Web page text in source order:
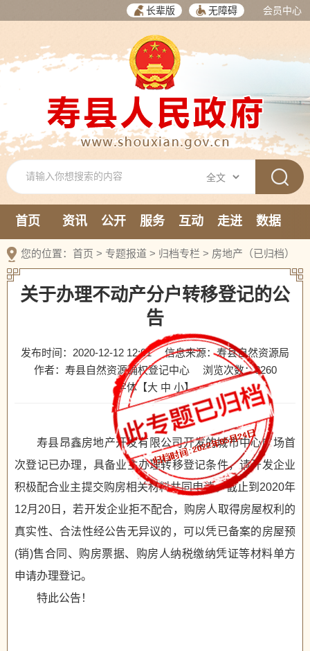
长辈版 无障碍 会员中心
首页 资讯 公开 服务 互动 走进
数据
新媒体
您的位置： 首页 > 专题报道 > 归档专栏 > 房地产（已归档）
关于办理不动产分户转移登记的公
告
发布时间：2020-12-12 12:01
信息来源：寿县自然资源局
作者：寿县自然资源确权登记中心
浏览次数：3260
字体【大 中 小】
寿县昂鑫房地产开发有限公司开发的城市中心广场首
次登记已办理，具备业主办理转移登记条件，请开发企业
积极配合业主提交购房相关材料共同申请。截止到2020年
12月20日，若开发企业拒不配合，购房人取得房屋权利的
真实性、合法性经公告无异议的，可以凭已备案的房屋预
(销)售合同、购房票据、购房人纳税缴纳凭证等材料单方
申请办理登记。
特此公告！